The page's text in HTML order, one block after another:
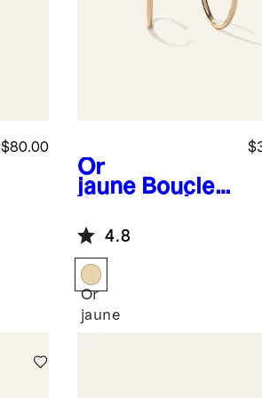
$80.00
Or
jaune Boucles
anneau
tubulaires en
or 14 carats
4.8
Or
jaune